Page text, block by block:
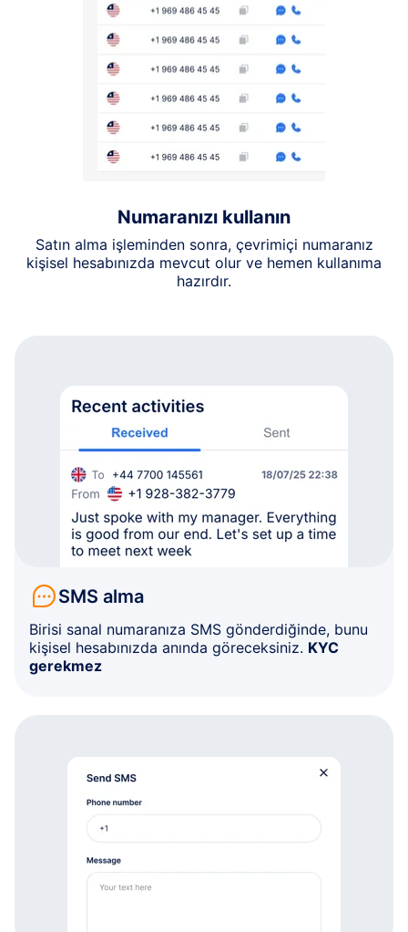
Numaranızı kullanın
Satın alma işleminden sonra, çevrimiçi numaranız
kişisel hesabınızda mevcut olur ve hemen kullanıma
hazırdır.
SMS alma
Birisi sanal numaranıza SMS gönderdiğinde, bunu
kişisel hesabınızda anında göreceksiniz. KYC
gerekmez